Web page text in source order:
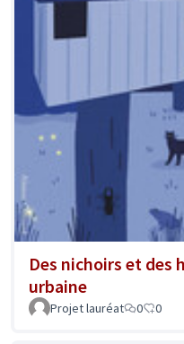
Des nichoirs et des
urbaine
Projet lauréat 0 0